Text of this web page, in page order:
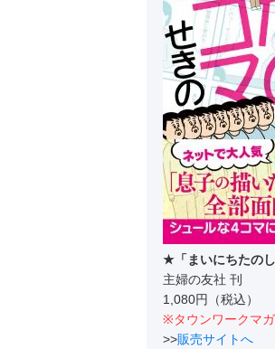
★「まいにちたのし
主婦の友社 刊
1,080円（税込）
※タウンワークマ
>>販売サイトへ